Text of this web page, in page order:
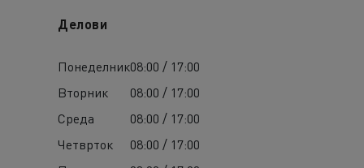
Делови
Понеделник08:00 / 17:00
Вторник
08:00 / 17:00
Среда
08:00 / 17:00
Четврток
08:00 / 17:00